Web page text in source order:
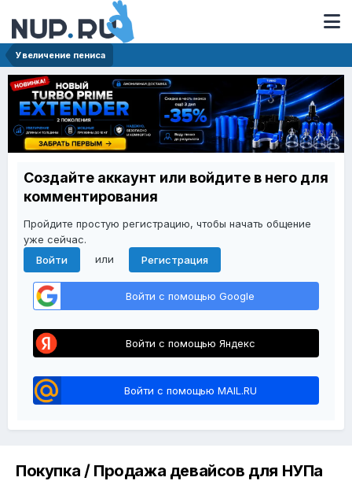
Увеличение пениса
Создайте аккаунт или войдите в него для
комментирования
Пройдите простую регистрацию, чтобы начать общение
уже сейчас.
Войти
или Регистрация
Войти с помощью Google
Войти с помощью Яндекс
Войти с помощью MAIL.RU
Покупка / Продажа девайсов для НУПа